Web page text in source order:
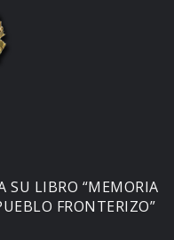
SU LIBRO “MEMORIA
FRONTERIZO”